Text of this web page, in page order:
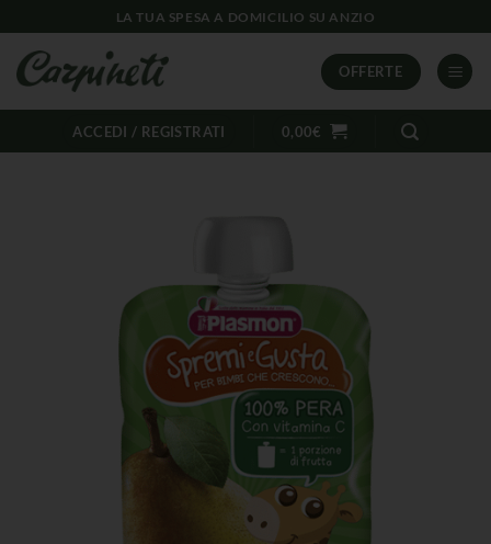
LA TUA SPESA A DOMICILIO SU ANZIO
OFFERTE
ACCEDI / REGISTRATI 0,00€